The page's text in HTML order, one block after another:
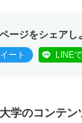
ージをシェアし
ート LINE
学のコンテン